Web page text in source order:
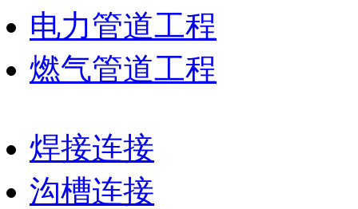
电力管道工程
燃气管道工程
焊接连接
沟槽连接